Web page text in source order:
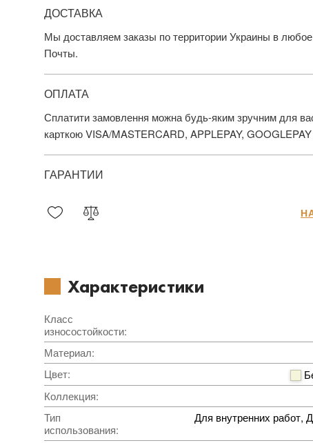
ДОСТАВКА
Мы доставляем заказы по территории Украины в
Почты.
ОПЛАТА
Сплатити замовлення можна будь-яким зручним для
карткою VISA/MASTERCARD, APPLEPAY,
ГАРАНТИИ
Характеристики
Класс
износостойкости:
Материал:
Цвет:
Коллекция:
Тип
использования:
Для внутренних работ,